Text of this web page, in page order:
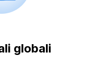
globali